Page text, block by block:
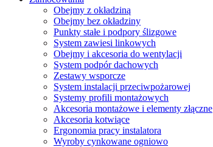
Obejmy z okładziną
Obejmy bez okładziny
Punkty stałe i podpory ślizgowe
System zawiesi linkowych
Obejmy i akcesoria do wentylacji
System podpór dachowych
Zestawy wsporcze
System instalacji przeciwpożarowej
Systemy profili montażowych
Akcesoria montażowe i elementy złączne
Akcesoria kotwiące
Ergonomia pracy instalatora
Wyroby cynkowane ogniowo